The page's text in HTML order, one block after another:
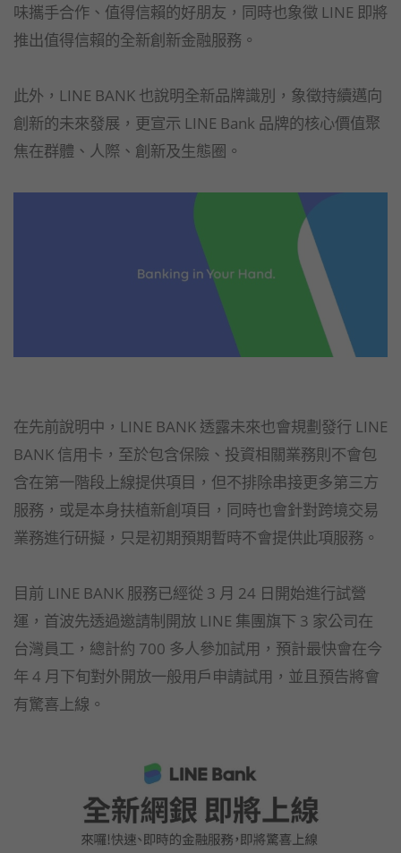
味攜手合作、值得信賴的好朋友，同時也象徵 LINE 即將
推出值得信賴的全新創新金融服務。
此外，LINE BANK 也說明全新品牌識別，象徵持續邁向
創新的未來發展，更宣示 LINE Bank 品牌的核心價值聚
焦在群體、人際、創新及生態圈。
在先前說明中，LINE BANK 透露未來也會規劃發行 LINE
BANK 信用卡，至於包含保險、投資相關業務則不會包
含在第一階段上線提供項目，但不排除串接更多第三方
服務，或是本身扶植新創項目，同時也會針對跨境交易
業務進行研擬，只是初期預期暫時不會提供此項服務。
目前 LINE BANK 服務已經從 3 月 24 日開始進行試營
運，首波先透過邀請制開放 LINE 集團旗下 3 家公司在
台灣員工，總計約 700 多人參加試用，預計最快會在今
年 4 月下旬對外開放一般用戶申請試用，並且預告將會
有驚喜上線。